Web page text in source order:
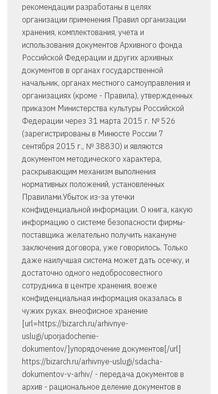
рекомендации разработаны в целях
организации применения Правил организации
хранения, комплектования, учета и
использования документов Архивного фонда
Российской Федерации и других архивных
документов в органах государственной
начальник, органах местного самоуправления и
организациях (кроме - Правила), утвержденных
приказом Министерства культуры Российской
Федерации через 31 марта 2015 г. № 526
(зарегистрированы в Минюсте России 7
сентября 2015 г., № 38830) и являются
документом методического характера,
раскрывающим механизм выполнения
нормативных положений, установленных
Правилами.Убыток из-за утечки
конфиденциальной информации. О книга, какую
информацию о системе безопасности фирмы-
поставщика желательно получить накануне
заключения договора, уже говорилось. Только
даже наилучшая система может дать осечку, и
достаточно одного недобросовестного
сотрудника в центре хранения, воеже
конфиденциальная информация оказалась в
чужих руках. внеофисное хранение
[url=https://bizarch.ru/arhivnye-
uslugi/uporjadochenie-
dokumentov/]упорядочение документов[/url]
https://bizarch.ru/arhivnye-uslugi/sdacha-
dokumentov-v-arhiv/ - передача документов в
архив - рациональное деление документов в